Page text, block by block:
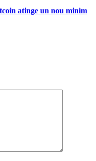
atinge un nou minim